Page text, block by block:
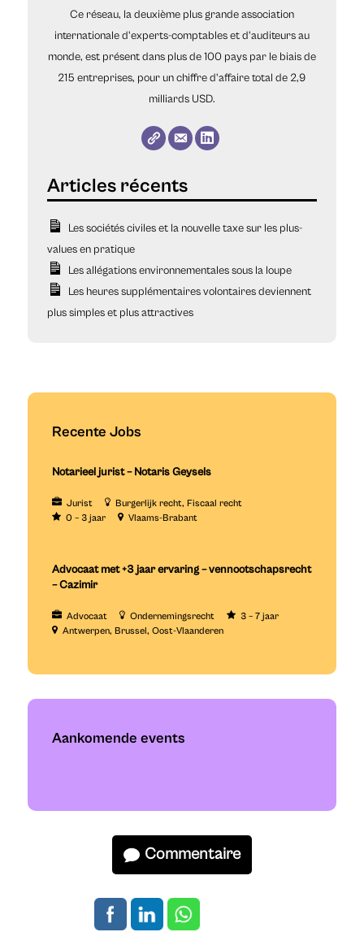
Ce réseau, la deuxième plus grande association
internationale d'experts-comptables et d'auditeurs au
monde, est présent dans plus de 100 pays par le biais de
215 entreprises, pour un chiffre d'affaire total de 2,9
milliards USD.
Les sociétés civiles et la nouvelle taxe sur les plus-
values en pratique
Les allégations environnementales sous la loupe
Les heures supplémentaires volontaires deviennent
plus simples et plus attractives
Recente Jobs
Notarieel jurist – Notaris Geysels
Jurist Burgerlijk recht
Fiscaal recht
0 – 3 jaar
Vlaams-Brabant
Advocaat met +3 jaar ervaring – vennootschapsrecht
– Cazimir
Advocaat Ondernemingsrecht
3 – 7 jaar
Antwerpen Brussel Oost-Vlaanderen
Aankomende events
Commentaire